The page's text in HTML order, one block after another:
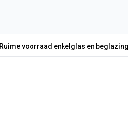
Ruime voorraad enkelglas en